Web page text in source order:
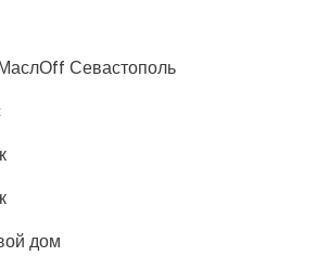
Севастополь
дом